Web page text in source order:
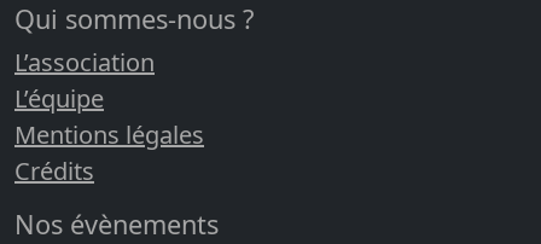
Qui sommes-nous ?
L’association
L’équipe
Mentions légales
Crédits
Nos évènements